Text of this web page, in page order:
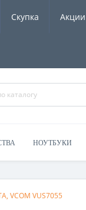
Скупка Акции
НОУТБУКИ
VCOM VUS7055